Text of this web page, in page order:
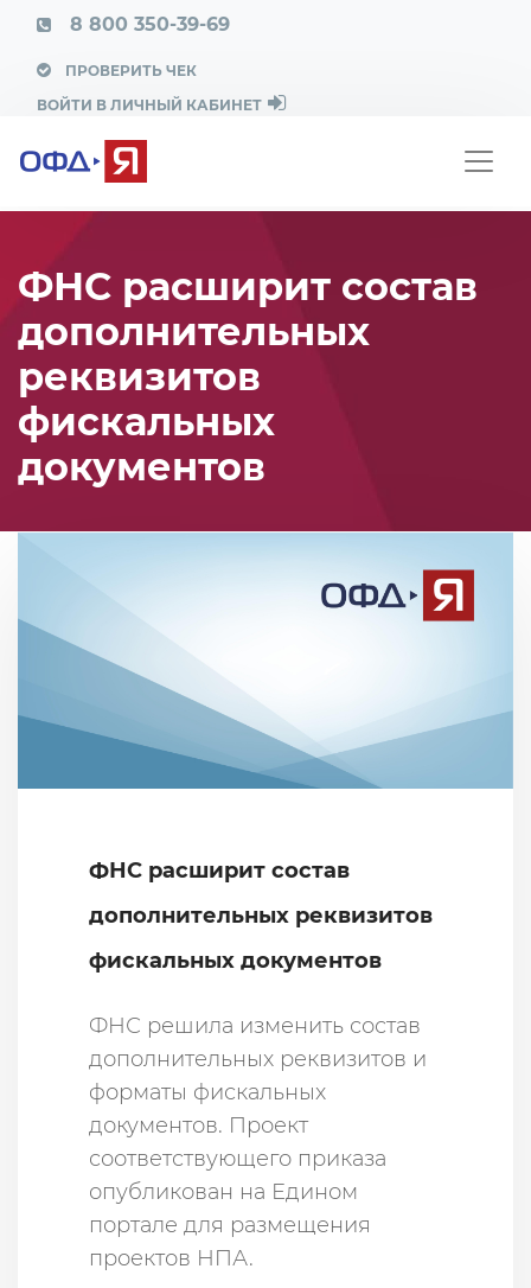
8 800 350-39-69
ПРОВЕРИТЬ ЧЕК
ВОЙТИ В ЛИЧНЫЙ КАБИНЕТ
ФНС расширит состав
дополнительных
реквизитов
фискальных
документов
ФНС расширит состав
дополнительных реквизитов
фискальных документов
ФНС решила изменить состав
дополнительных реквизитов и
форматы фискальных
документов. Проект
соответствующего приказа
опубликован на Едином
портале для размещения
проектов НПА.